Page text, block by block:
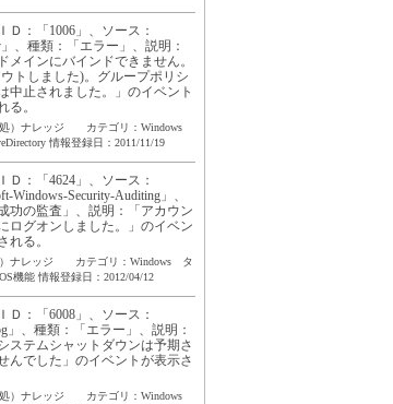
Ｄ：「1006」、ソース：
」、種類：「エラー」、説明：
メインにバインドできません。
トしました)。グループポリシ
中止されました。」のイベント
る。
処）ナレッジ カテゴリ：Windows
情報登録日：2011/11/19
Ｄ：「4624」、ソース：
Windows-Security-Auditing」、
功の監査」、説明：「アカウン
ログオンしました。」のイベン
れる。
）ナレッジ カテゴリ：Windows タ
機能 情報登録日：2012/04/12
Ｄ：「6008」、ソース：
」、種類：「エラー」、説明：
ステムシャットダウンは予期さ
んでした」のイベントが表示さ
処）ナレッジ カテゴリ：Windows